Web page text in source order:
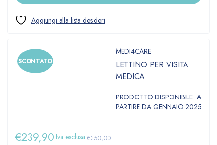
SCONTATO
MEDI4CARE
LETTINO PER VISITA
MEDICA
PRODOTTO DISPONIBILE A
PARTIRE DA GENNAIO 2025
€350,00
€239,90 Iva esclusa